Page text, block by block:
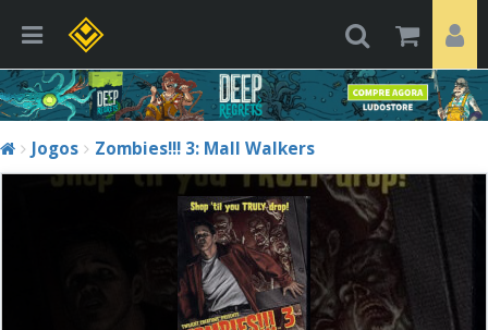
Jogos Zombies!!! 3: Mall Walkers